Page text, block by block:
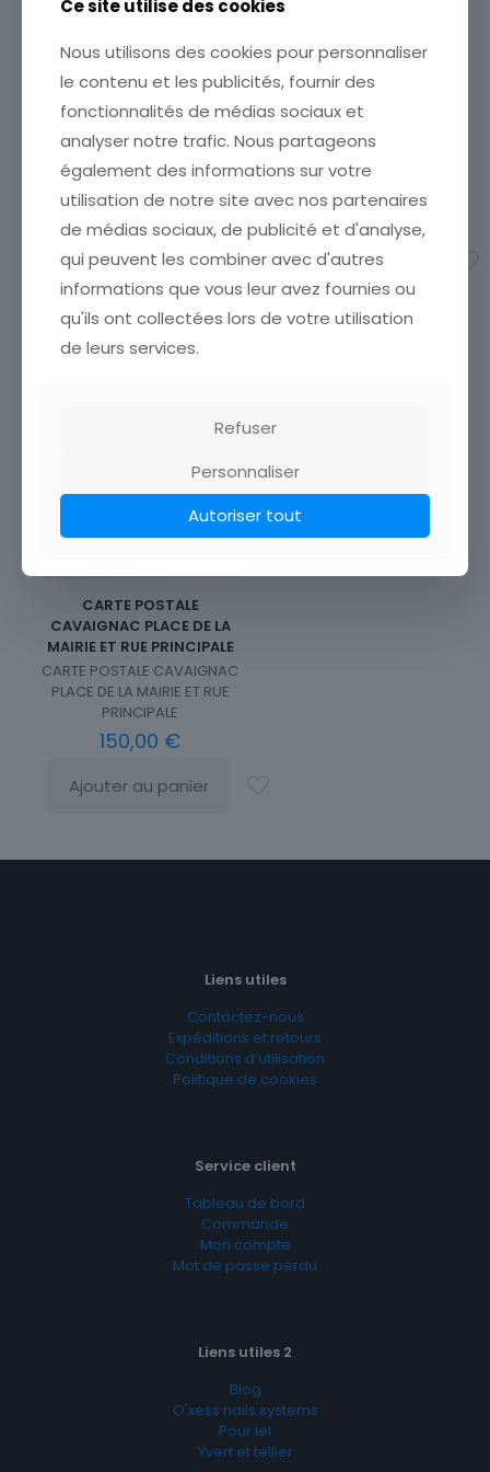
Monument, Bâtiment
Sous-thème
Ville
CARTE POSTALE AFRIQUE
SENEGAL DRESSAGE
DIFFICILE
SENEGAL DRESSAGE DIFFICILE
8,00€
POSTE EN BAS DU
CIMETIERE AFRIQUE
ÉTAT VOIR SCAN Cumulez
boutique afin de réduire
vos frais de port. Emballage
3,00
Ajouter au panier
CARTE POSTALE
CAVAIGNAC PLACE DE LA
MAIRIE ET RUE PRINCIPALE
CARTE POSTALE CAVAIGNAC
PLACE DE LA MAIRIE ET RUE
PRINCIPALE
150,00 €
Ajouter au panier
Liens utiles
Contactez-nous
Expéditions et retours
Conditions d’utilisation
Politique de cookies
Service client
Tableau de bord
Commande
Mon compte
Mot de passe perdu
Liens utiles 2
Blog
O'xess nails systems
Pour iel
Yvert et tellier
Ce site utilise des cookies
Nous utilisons des cookies pour personnaliser
le contenu et les publicités, fournir des
fonctionnalités de médias sociaux et
analyser notre trafic. Nous partageons
également des informations sur votre
utilisation de notre site avec nos partenaires
de médias sociaux, de publicité et d'analyse,
qui peuvent les combiner avec d'autres
informations que vous leur avez fournies ou
qu'ils ont collectées lors de votre utilisation
de leurs services.
Refuser
Personnaliser
Autoriser tout